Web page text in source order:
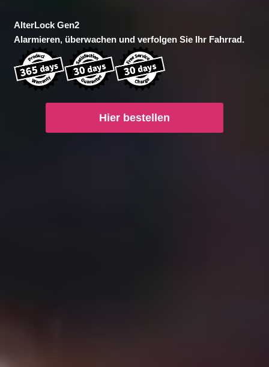
AlterLock Gen2
Alarmieren, überwachen und verfolgen Sie Ihr Fahrrad.
Hier bestellen